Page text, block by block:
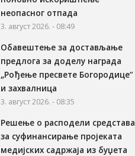
неопасног отпада
3. август 2026. - 08:49
Обавештење за достављање
предлога за доделу награда
„Рођење пресвете Богородице“
и захвалница
3. август 2026. - 08:35
Решење о расподели средстава
за суфинансирање пројеката
медијских садржаја из буџета